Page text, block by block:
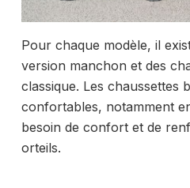
Pour chaque modèle, il
version manchon et des
classique. Les chaussettes
confortables, notamment
besoin de confort et de
orteils.